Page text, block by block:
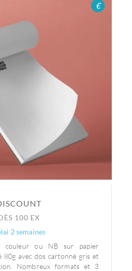
€
100 EX
2 semaines
couleur ou NB sur papier
80g avec dos cartonné gris et
Nombreux formats et 3